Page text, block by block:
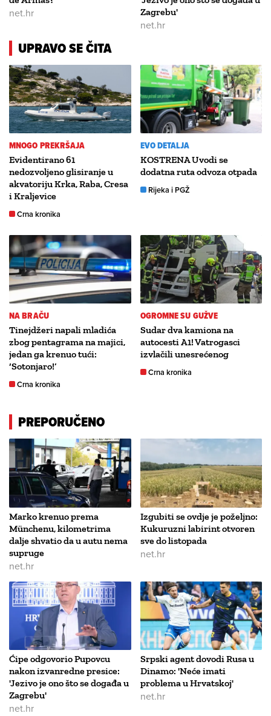
net.hr
Zagrebu'
net.hr
UPRAVO SE ČITA
MNOGO PREKRŠAJA
Evidentirano 61
nedozvoljeno glisiranje u
akvatoriju Krka, Raba, Cresa
i Kraljevice
Crna kronika
EVO DETALJA
KOSTRENA Uvodi se
dodatna ruta odvoza otpada
Rijeka i PGŽ
NA BRAČU
Tinejdžeri napali mladića
zbog pentagrama na majici,
jedan ga krenuo tući:
‘Sotonjaro!’
Crna kronika
OGROMNE SU GUŽVE
Sudar dva kamiona na
autocesti A1! Vatrogasci
izvlačili unesrećenog
Crna kronika
PREPORUČENO
Marko krenuo prema
Münchenu, kilometrima
dalje shvatio da u autu nema
supruge
net.hr
Izgubiti se ovdje je poželjno:
Kukuruzni labirint otvoren
sve do listopada
net.hr
Ćipe odgovorio Pupovcu
nakon izvanredne presice:
'Jezivo je ono što se događa u
Zagrebu'
net.hr
Srpski agent dovodi Rusa u
Dinamo: 'Neće imati
problema u Hrvatskoj'
net.hr